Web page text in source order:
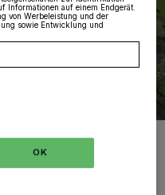
soll in den
und Kapellen
Informationen auf einem Endgerät.
von Werbeleistung und der
sowie Entwicklung und
OK